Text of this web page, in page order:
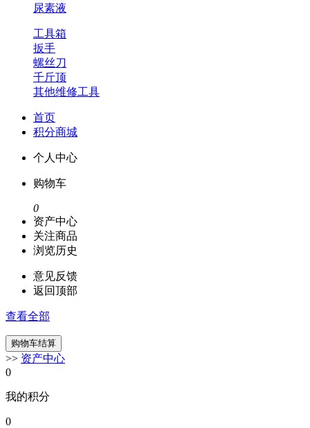
尿素液
工具箱
扳手
螺丝刀
千斤顶
其他维修工具
首页
积分商城
个人中心
购物车
0
资产中心
关注商品
浏览历史
意见反馈
返回顶部
查看全部
>> 资产中心
0
我的积分
0